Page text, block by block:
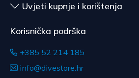
Uvjeti kupnje i korištenja
Korisnička podrška
+385 52 214 185
info@divestore.hr